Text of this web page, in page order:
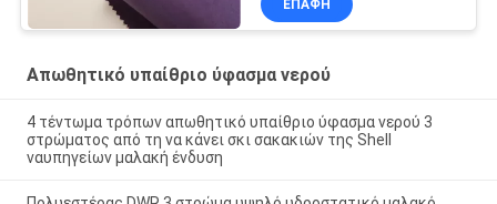
ΕΠΑΦΉ
Απωθητικό υπαίθριο ύφασμα νερού
4 τέντωμα τρόπων απωθητικό υπαίθριο ύφασμα νερού 3
στρώματος από τη να κάνει σκι σακακιών της Shell
ναυπηγείων μαλακή ένδυση